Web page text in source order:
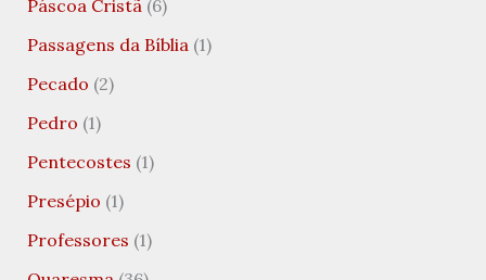
Páscoa Cristã(6)
Passagens da Bíblia(1)
Pecado (2)
Pedro (1)
Pentecostes (1)
Presépio (1)
Professores (1)